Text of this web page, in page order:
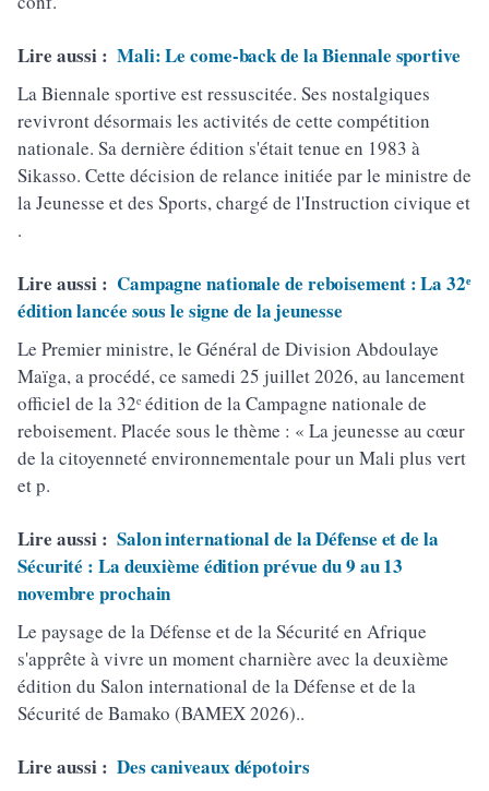
Lire aussi : Mali: Le come-back de la Biennale sportive
La Biennale sportive est ressuscitée. Ses nostalgiques
revivront désormais les activités de cette compétition
nationale. Sa dernière édition s'était tenue en 1983 à
Sikasso. Cette décision de relance initiée par le ministre de
la Jeunesse et des Sports, chargé de l'Instruction civique et
.
Lire aussi : Campagne nationale de reboisement : La 32ᵉ
édition lancée sous le signe de la jeunesse
Le Premier ministre, le Général de Division Abdoulaye
Maïga, a procédé, ce samedi 25 juillet 2026, au lancement
officiel de la 32ᵉ édition de la Campagne nationale de
reboisement. Placée sous le thème : « La jeunesse au cœur
de la citoyenneté environnementale pour un Mali plus vert
et p.
Lire aussi : Salon international de la Défense et de la
Sécurité : La deuxième édition prévue du 9 au 13
novembre prochain
Le paysage de la Défense et de la Sécurité en Afrique
s'apprête à vivre un moment charnière avec la deuxième
édition du Salon international de la Défense et de la
Sécurité de Bamako (BAMEX 2026)..
Lire aussi : Des caniveaux dépotoirs